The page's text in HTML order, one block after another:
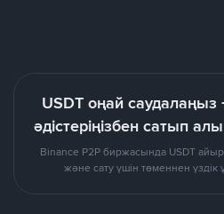
USDT оңай
әдістеріңізбен сатып
Binance P2P биржасында USDT
және сату үшін төменнен